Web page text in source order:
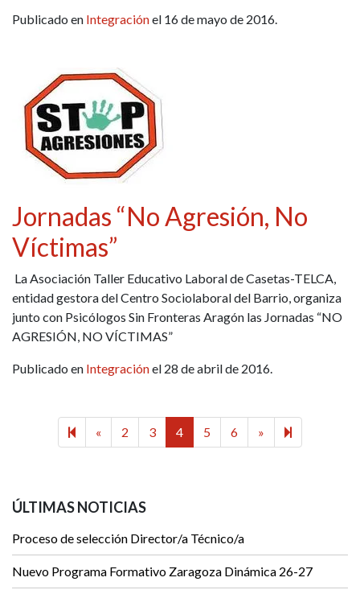
Publicado en Integraciónel 16 de mayo de 2016.
Jornadas “No Agresión, No
Víctimas”
La Asociación Taller Educativo Laboral de Casetas-TELCA,
entidad gestora del Centro Sociolaboral del Barrio, organiza
junto con Psicólogos Sin Fronteras Aragón las Jornadas “NO
AGRESIÓN, NO VÍCTIMAS”
Publicado en Integraciónel 28 de abril de 2016.
« Previous page
2 3 4 5 6 » Next page
14
ÚLTIMAS NOTICIAS
Proceso de selección Director/a Técnico/a
Nuevo Programa Formativo Zaragoza Dinámica 26-27